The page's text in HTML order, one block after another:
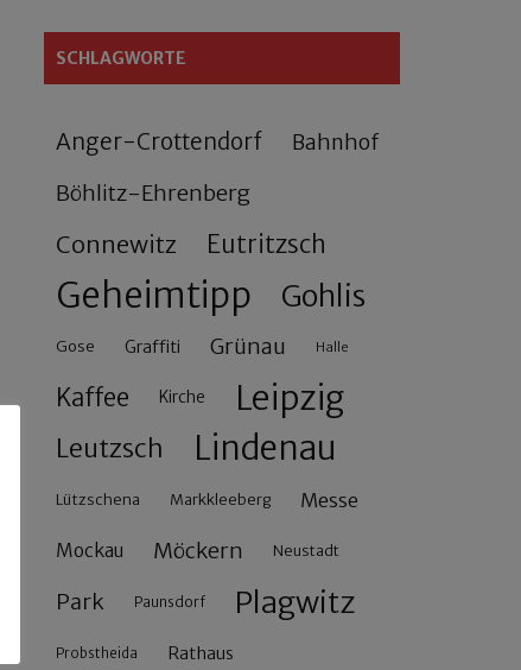
SCHLAGWORTE
Anger-Crottendorf Bahnhof
Böhlitz-Ehrenberg
Connewitz Eutritzsch
Geheimtipp Gohlis
Gose Graffiti Grünau Halle
Kaffee Kirche Leipzig
Leutzsch Lindenau
Lützschena Markkleeberg Messe
Mockau Möckern Neustadt
Park Paunsdorf Plagwitz
Probstheida Rathaus